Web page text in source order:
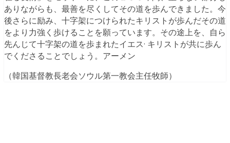
ありながらも、最善を尽くしてその道を歩んできました。今
後さらに励み、十字架につけられたキリストが歩んだその道
をより力強く歩けることを願っています。その途上を、自ら
先んじて十字架の道を歩まれたイエス· キリストが共に歩ん
でくださることでしょう。アーメン
（韓国基督教長老会ソウル第一教会主任牧師）